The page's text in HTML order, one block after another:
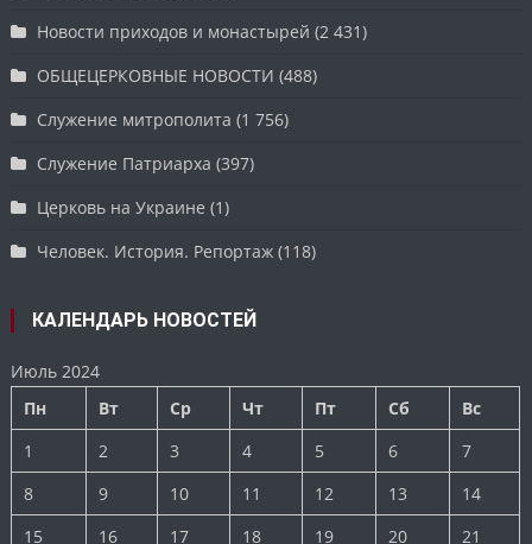
Новости приходов и монастырей (2 431)
ОБЩЕЦЕРКОВНЫЕ НОВОСТИ (488)
Служение митрополита (1 756)
Служение Патриарха (397)
Церковь на Украине (1)
Человек. История. Репортаж (118)
КАЛЕНДАРЬ НОВОСТЕЙ
Июль 2024
Пн
Вт Ср Чт Пт Сб
Вс
1
2 3 4 5 6
7
8
9 10 11 12 13
14
15
16 17 18 19 20 21